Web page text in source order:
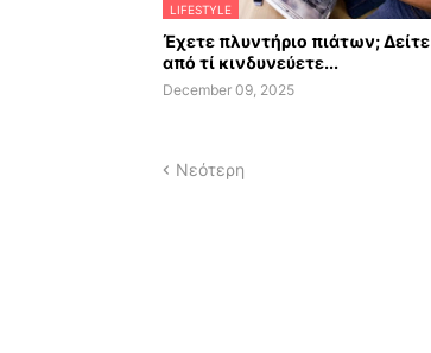
LIFESTYLE
Έχετε πλυντήριο πιάτων; Δείτε
από τί κινδυνεύετε...
December 09, 2025
Νεότερη